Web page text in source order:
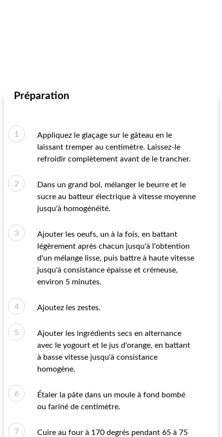
Préparation
Appliquez le glaçage sur le gâteau en le
laissant tremper au centimètre. Laissez-le
refroidir complètement avant de le trancher.
Dans un grand bol, mélanger le beurre et le
sucre au batteur électrique à vitesse moyenne
jusqu'à homogénéité.
Ajouter les oeufs, un à la fois, en battant
légèrement après chacun jusqu'à l'obtention
d'un mélange lisse, puis battre à haute vitesse
jusqu'à consistance épaisse et crémeuse,
environ 5 minutes.
Ajoutez les zestes.
Ajouter les ingrédients secs en alternance
avec le yogourt et le jus d'orange, en battant
à basse vitesse jusqu'à consistance
homogène.
Étaler la pâte dans un moule à fond bombé
ou fariné de centimètre.
Cuire au four à 170 degrés pendant 65 à 75